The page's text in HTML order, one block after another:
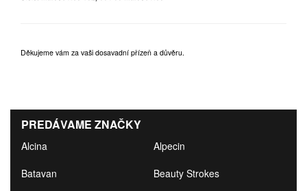
Děkujeme vám za vaši dosavadní přízeň a důvěru.
PREDÁVAME ZNAČKY
Alcina
Alpecin
Batavan
Beauty Strokes